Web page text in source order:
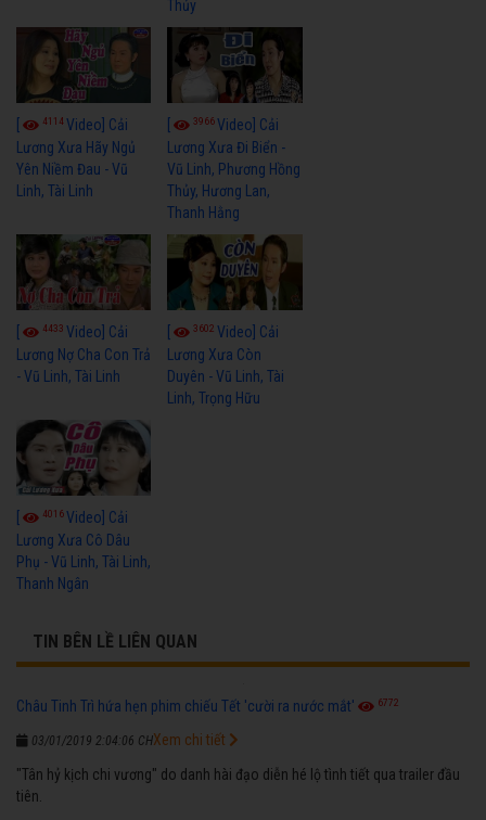
Thủy
4114Video] Cải
Lương Xưa Hãy Ngủ
Yên Niềm Đau - Vũ
Linh, Tài Linh
3966Video] Cải
Lương Xưa Đi Biển -
Vũ Linh, Phương Hồng
Thủy, Hương Lan,
Thanh Hằng
4433 Video] Cải
Lương Nợ Cha Con Trả
- Vũ Linh, Tài Linh
3602Video] Cải
Lương Xưa Còn
Duyên - Vũ Linh, Tài
Linh, Trọng Hữu
[ 4016Video] Cải
Lương Xưa Cô Dâu
Phụ - Vũ Linh, Tài Linh,
Thanh Ngân
TIN BÊN LỀ LIÊN QUAN
Châu Tinh Trì hứa hẹn phim chiếu Tết 'cười ra nước mắt' 6772
03/01/2019 2:04:06 CH
"Tân hỷ kịch chi vương" do danh hài đạo diễn hé lộ tình tiết qua trailer đầu
tiên.
Xem chi tiết